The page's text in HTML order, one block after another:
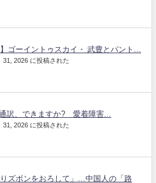
ゴーイントゥスカイ・ 武豊とパント...
31, 2026 に投稿された
訳、できますか? 愛着障害...
31, 2026 に投稿された
りズボンをおろして」…中国人の「路